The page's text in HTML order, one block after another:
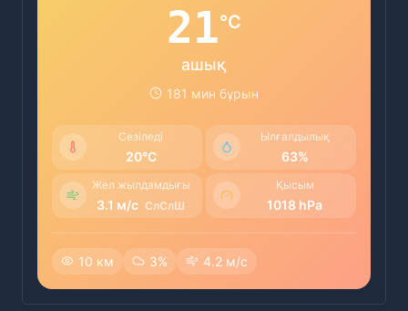
21°C
ашық
181 мин бұрын
Сезіледі
20°C
Ылғалдылық
63%
Жел жылдамдығы
3.1 м/с СлСлШ
Қысым
1018 hPa
10 км 3% 4.2 м/с